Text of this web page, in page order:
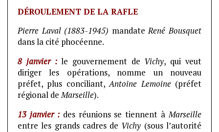
DÉROULEMENT DE LA RAFLE
Pierre Laval (1883-1945) mandateRené Bousquet
dans la cité phocéenne.
8 janvier :le gouvernement de Vichy, qui veut
diriger les opérations, nomme un nouveau
préfet, plus conciliant,Antoine Lemoine (préfet
régional deMarseille).
13 janvier :des réunions se tiennent àMarseille
entre les grands cadres de Vichy (sous l’autorité